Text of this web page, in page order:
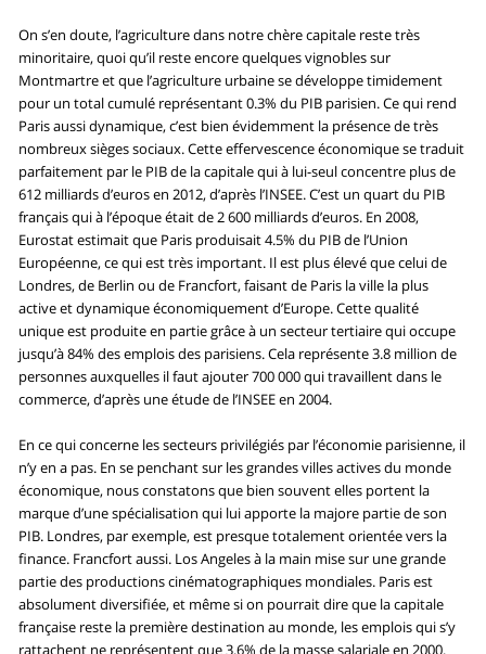
On s’en doute, l’agriculture dans notre chère capitale reste très
minoritaire, quoi qu’il reste encore quelques vignobles sur
Montmartre et que l’agriculture urbaine se développe timidement
pour un total cumulé représentant 0.3% du PIB parisien. Ce qui rend
Paris aussi dynamique, c’est bien évidemment la présence de très
nombreux sièges sociaux. Cette effervescence économique se traduit
parfaitement par le PIB de la capitale qui à lui-seul concentre plus de
612 milliards d’euros en 2012, d’après l’INSEE. C’est un quart du PIB
français qui à l’époque était de 2 600 milliards d’euros. En 2008,
Eurostat estimait que Paris produisait 4.5% du PIB de l’Union
Européenne, ce qui est très important. Il est plus élevé que celui de
Londres, de Berlin ou de Francfort, faisant de Paris la ville la plus
active et dynamique économiquement d’Europe. Cette qualité
unique est produite en partie grâce à un secteur tertiaire qui occupe
jusqu’à 84% des emplois des parisiens. Cela représente 3.8 million de
personnes auxquelles il faut ajouter 700 000 qui travaillent dans le
commerce, d’après une étude de l’INSEE en 2004.
En ce qui concerne les secteurs privilégiés par l’économie parisienne, il
n’y en a pas. En se penchant sur les grandes villes actives du monde
économique, nous constatons que bien souvent elles portent la
marque d’une spécialisation qui lui apporte la majore partie de son
PIB. Londres, par exemple, est presque totalement orientée vers la
finance. Francfort aussi. Los Angeles à la main mise sur une grande
partie des productions cinématographiques mondiales. Paris est
absolument diversifiée, et même si on pourrait dire que la capitale
française reste la première destination au monde, les emplois qui s’y
rattachent ne représentent que 3.6% de la masse salariale en 2000.